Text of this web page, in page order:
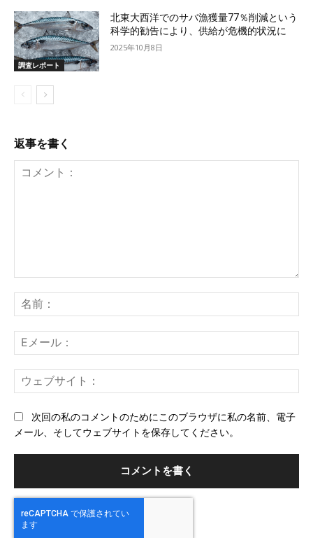
調査レポート
北東大西洋でのサバ漁獲量77％削減という
科学的勧告により、供給が危機的状況に
2025年10月8日
返事を書く
ン
ト：
前
メ
ー
ェ
次回の私のコメントのためにこのブラウザに私の名前、電子
メール、そしてウェブサイトを保存してください。